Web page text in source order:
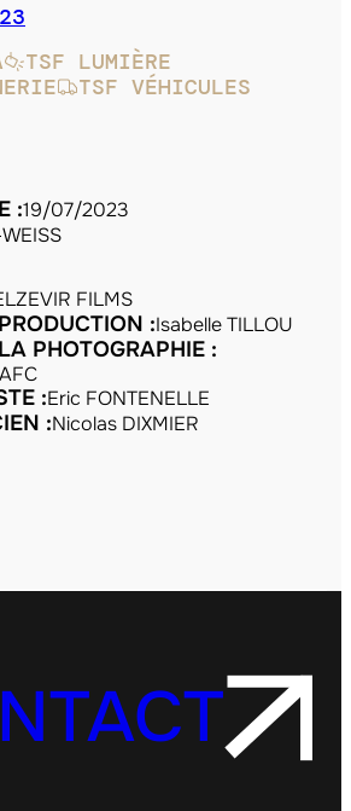
TSF LUMIÈRE
TSF VÉHICULES
:19/07/2023
FILMS
:Isabelle TILLOU
PHOTOGRAPHIE :
:Eric FONTENELLE
:Nicolas DIXMIER